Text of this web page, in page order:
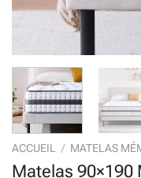
ACCUEIL / MATELAS
Matelas 90×190